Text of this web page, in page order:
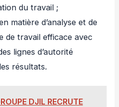
du travail ;
matière d’analyse et de
de travail efficace avec
lignes d’autorité
résultats.
DJIL RECRUTE